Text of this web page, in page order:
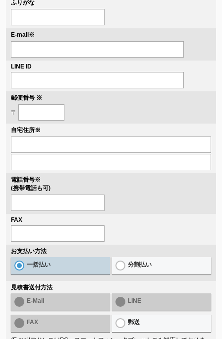
ふりがな
E-mail ※
LINE ID
郵便番号 ※
〒
自宅住所※
電話番号※
(携帯電話も可)
FAX
お支払い方法
一括払い
分割払い
見積書送付方法
E-Mail
LINE
FAX 郵送